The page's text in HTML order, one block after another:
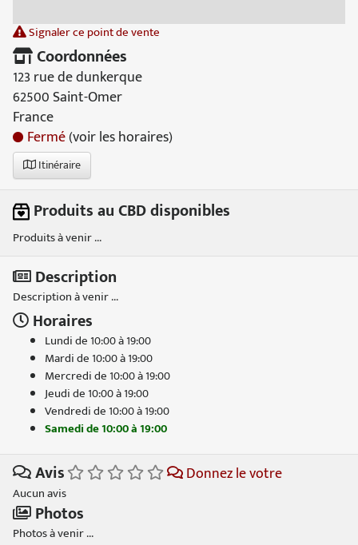
Signaler ce point de vente
Coordonnées
123 rue de dunkerque
62500 Saint-Omer
France
Fermé(voir les horaires)
Itinéraire
Produits au CBD disponibles
Produits à venir ...
Description
Description à venir ...
Horaires
Lundi de 10:00 à 19:00
Mardi de 10:00 à 19:00
Mercredi de 10:00 à 19:00
Jeudi de 10:00 à 19:00
Vendredi de 10:00 à 19:00
Samedi de 10:00 à 19:00
Avis Donnez le votre
Aucun avis
Photos
Photos à venir ...